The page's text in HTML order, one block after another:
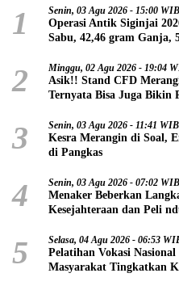
1 Senin, 03 Agu 2026 - 15:00 WIB
Operasi Antik Siginjai
Sabu, 42,46 gram Ganja,
2 Minggu, 02 Agu 2026 - 19:04
Asik!! Stand CFD
Ternyata Bisa Juga Bikin
3 Senin, 03 Agu 2026 - 11:41 WIB
Kesra Merangin di Soal,
di Pangkas
4 Senin, 03 Agu 2026 - 07:02 WIB
Menaker Beberkan
Kesejahteraan dan Peli
5 Selasa, 04 Agu 2026 - 06:53
Pelatihan Vokasi
Masyarakat Tingkatkan